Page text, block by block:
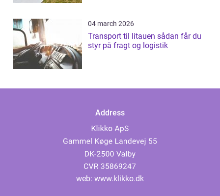
04 march 2026
Transport til litauen sådan får du
styr på fragt og logistik
Address
web: www.klikko.dk